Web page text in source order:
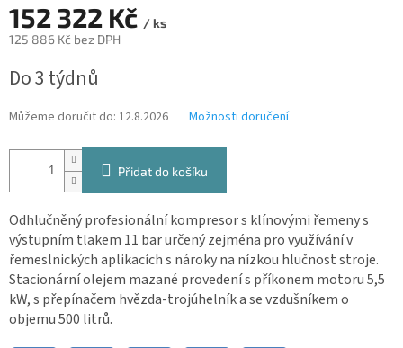
152 322 Kč / ks
125 886 Kč bez DPH
cena:
Do 3 týdnů
Můžeme doručit do: 12.8.2026 Možnosti doručení
Přidat do košíku
Odhlučněný profesionální kompresor s klínovými řemeny s
výstupním tlakem 11 bar určený zejména pro využívání v
řemeslnických aplikacích s nároky na nízkou hlučnost stroje.
Stacionární olejem mazané provedení s příkonem motoru 5,5
kW, s přepínačem hvězda-trojúhelník a se vzdušníkem o
objemu 500 litrů.